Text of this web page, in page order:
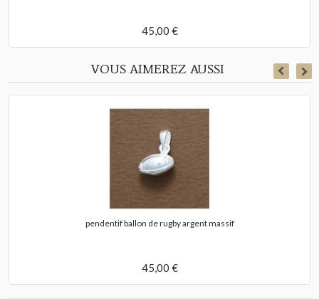
45,00 €
VOUS AIMEREZ AUSSI
pendentif ballon de rugby argent massif
45,00 €